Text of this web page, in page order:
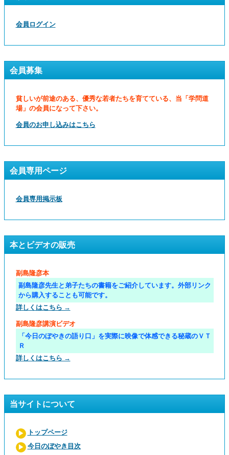
会員ログイン
会員募集
貧しいが前途のある、優秀な若者たちを育てている、当「学問道
場」の会員になって下さい。
会員のお申し込みはこちら
会員専用ページ
会員専用掲示板
本とビデオの販売
副島隆彦本
副島隆彦先生と弟子たちの書籍をご紹介しています。外部リンク
から購入することも可能です。
詳しくはこちら →
副島隆彦講演ビデオ
「今日のぼやきの語り口」を実際に映像で体感できる秘蔵のＶＴ
Ｒ
詳しくはこちら →
当サイトについて
トップページ
今日のぼやき目次